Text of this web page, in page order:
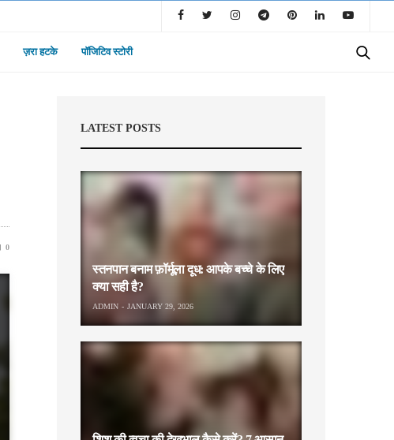
ज़रा हटके पॉजिटिव स्टोरी
0
LATEST POSTS
स्तनपान बनाम फ़ॉर्मूला दूध: आपके बच्चे के लिए
क्या सही है?
ADMIN JANUARY 29, 2026